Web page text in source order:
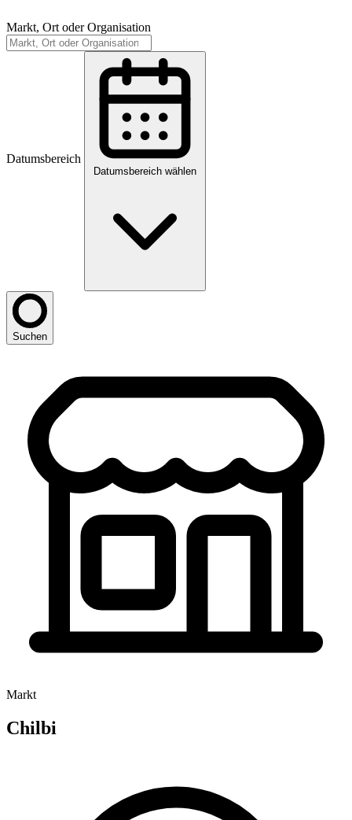
Markt, Ort oder Organisation
Datumsbereich
Datumsbereich wählen
Suchen
Markt
Chilbi